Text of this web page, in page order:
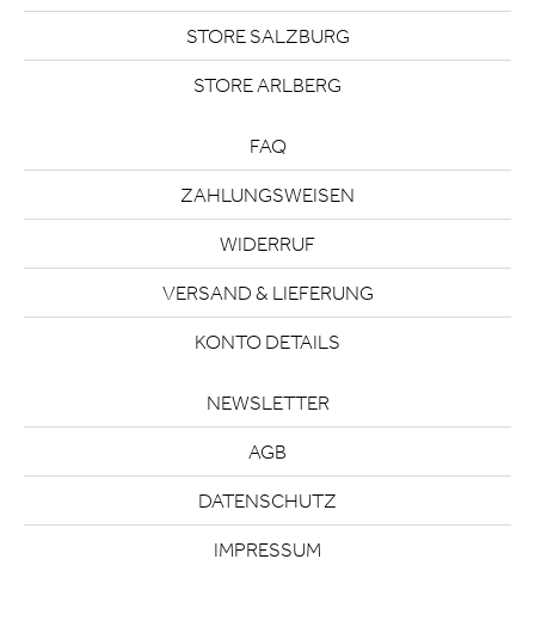
STORE SALZBURG
STORE ARLBERG
FAQ
ZAHLUNGSWEISEN
WIDERRUF
VERSAND & LIEFERUNG
KONTO DETAILS
NEWSLETTER
AGB
DATENSCHUTZ
IMPRESSUM